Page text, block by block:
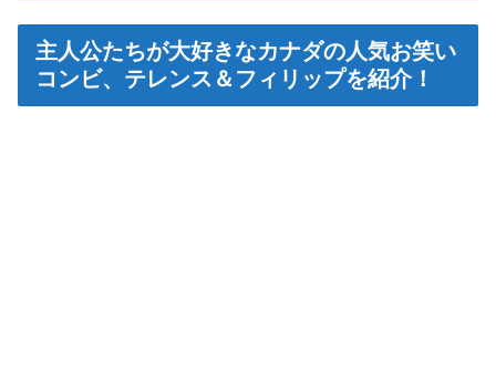
主人公たちが大好きなカナダの人気お笑い
コンビ、テレンス＆フィリップを紹介！